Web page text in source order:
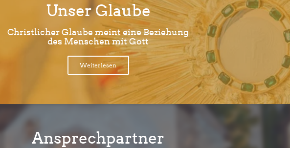
Unser Glaube
Christlicher Glaube meint eine Beziehung
des Menschen mit Gott
Weiterlesen
Ansprechpartner